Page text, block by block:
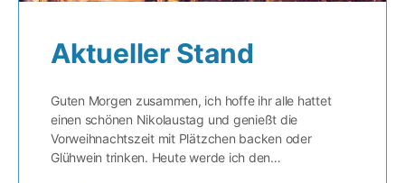
Aktueller Stand
Guten Morgen zusammen, ich hoffe ihr alle hattet
einen schönen Nikolaustag und genießt die
Vorweihnachtszeit mit Plätzchen backen oder
Glühwein trinken. Heute werde ich den…